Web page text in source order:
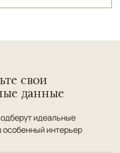
свои
данные
идеальные
особенный интерьер